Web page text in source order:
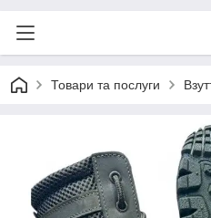
Товари та послуги